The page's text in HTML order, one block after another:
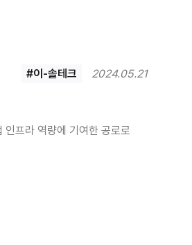
#이-솔테크 2024.05.21
프라 역량에 기여한 공로로